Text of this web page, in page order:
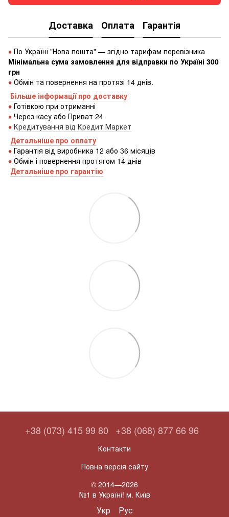
Доставка Оплата Гарантія
♦ По Україні "Нова пошта" — згідно тарифам перевізника
Мінімальна сума замовлення для відправки по Україні 300
грн
♦ Обмін та повернення на протязі 14 днів.
Більше інформації про доставку
♦ Готівкою при отриманні
♦ Через касу або Приват 24
♦ Кредитування від Кредит Маркет
Детальніше про оплату
♦ Гарантія від виробника 12 або 36 місяців
♦ Обмін і повернення протягом 14 днів
Детальніше про гарантію
+38 (073) 415 99 80 +38 (068) 877 66 96
Контакти
Повна версія сайту
© 2014—2026
№1 в Україні! м. Київ
Укр Рус